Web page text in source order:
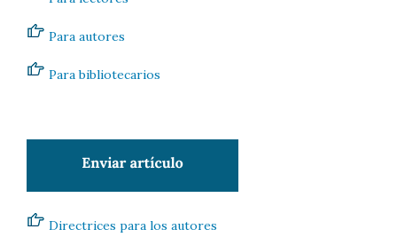
Para autores
Para bibliotecarios
Directrices para los autores